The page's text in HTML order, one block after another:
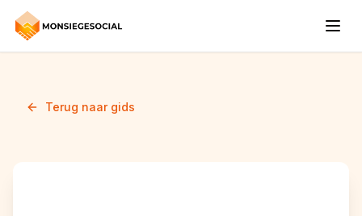
Terug naar gids